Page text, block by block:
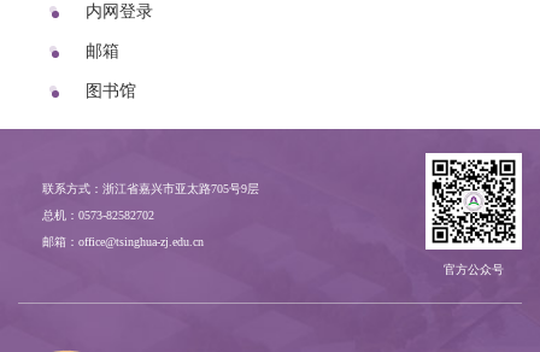
内网登录
邮箱
图书馆
联系方式：浙江省嘉兴市亚太路705号9层
总机：0573-82582702
邮箱：office@tsinghua-zj.edu.cn
官方公众号